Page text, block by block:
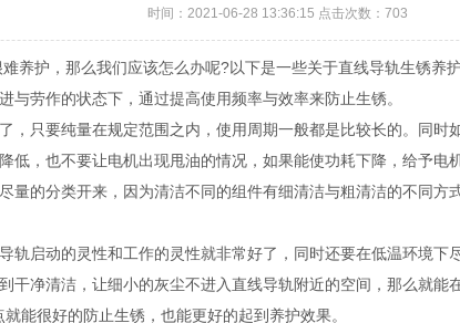
时间：2021-06-28 13:36:15 点击次数： 703
养护，那么我们应该怎么办呢?以下是一些关于直线导轨生锈养
劳作的状态下，通过提高使用频率与效率来防止生锈。
只要纯量在规定范围之内，使用周期一般都是比较长的。同时
，也不要让电机出现甩油的情况，如果能使功耗下降，给予电
的分类开来，因为清洁不同的组件有细清洁与粗清洁的不同方
启动的灵性和工作的灵性就非常好了，同时还要在低温环境下
净清洁，让细小的灰尘不进入直线导轨附近的空间，那么就能
很好的防止生锈，也能更好的起到养护效果。